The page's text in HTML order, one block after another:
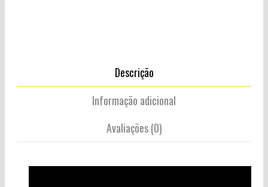
Descrição
Informação adicional
Avaliações (0)